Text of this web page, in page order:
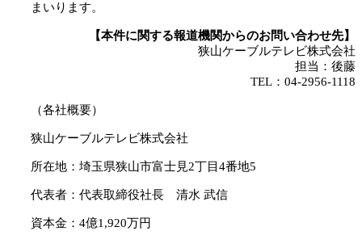
まいります。
【本件に関する報道機関からのお問い合わせ先】
狭山ケーブルテレビ株式会社
担当：後藤
TEL：04-2956-1118
（各社概要）
狭山ケーブルテレビ株式会社
所在地：埼玉県狭山市富士見2丁目4番地5
代表者：代表取締役社長 清水 武信
資本金：4億1,920万円